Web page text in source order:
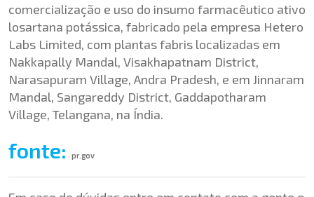
comercialização e uso do insumo farmacêutico ativo
losartana potássica, fabricado pela empresa Hetero
Labs Limited, com plantas fabris localizadas em
Nakkapally Mandal, Visakhapatnam District,
Narasapuram Village, Andra Pradesh, e em Jinnaram
Mandal, Sangareddy District, Gaddapotharam
Village, Telangana, na Índia.
fonte: pr.gov